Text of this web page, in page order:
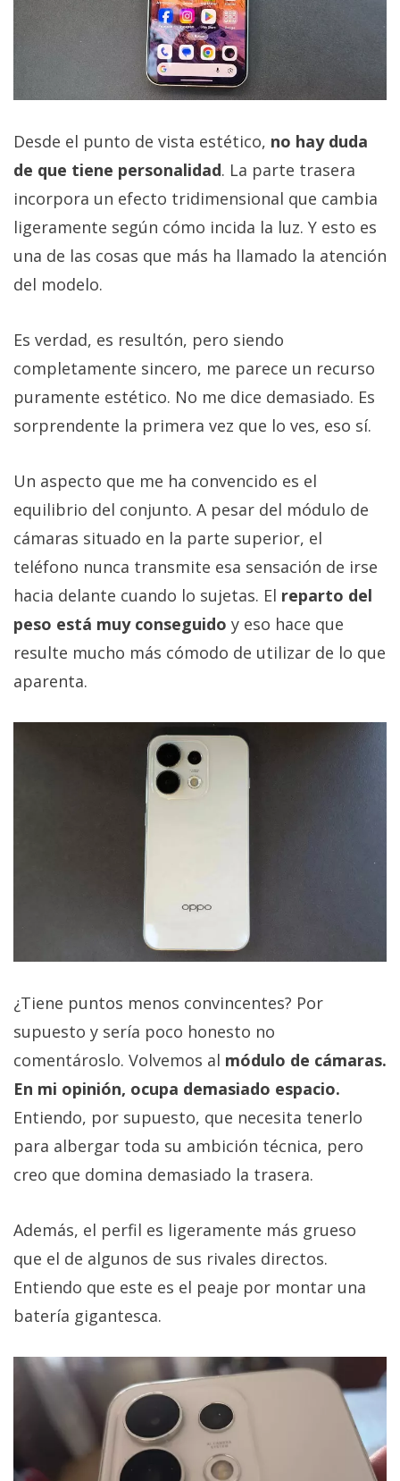
Desde el punto de vista estético, no hay duda
de que tiene personalidad. La parte trasera
incorpora un efecto tridimensional que cambia
ligeramente según cómo incida la luz. Y esto es
una de las cosas que más ha llamado la atención
del modelo.
Es verdad, es resultón, pero siendo
completamente sincero, me parece un recurso
puramente estético. No me dice demasiado. Es
sorprendente la primera vez que lo ves, eso sí.
Un aspecto que me ha convencido es el
equilibrio del conjunto. A pesar del módulo de
cámaras situado en la parte superior, el
teléfono nunca transmite esa sensación de irse
hacia delante cuando lo sujetas. El reparto del
peso está muy conseguido y eso hace que
resulte mucho más cómodo de utilizar de lo que
aparenta.
¿Tiene puntos menos convincentes? Por
supuesto y sería poco honesto no
comentároslo. Volvemos al módulo de cámaras.
En mi opinión, ocupa demasiado espacio.
Entiendo, por supuesto, que necesita tenerlo
para albergar toda su ambición técnica, pero
creo que domina demasiado la trasera.
Además, el perfil es ligeramente más grueso
que el de algunos de sus rivales directos.
Entiendo que este es el peaje por montar una
batería gigantesca.